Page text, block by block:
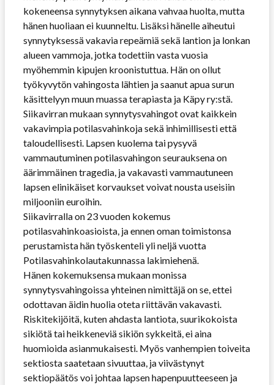
kokeneensa synnytyksen aikana vahvaa huolta, mutta
hänen huoliaan ei kuunneltu. Lisäksi hänelle aiheutui
synnytyksessä vakavia repeämiä sekä lantion ja lonkan
alueen vammoja, jotka todettiin vasta vuosia
myöhemmin kipujen kroonistuttua. Hän on ollut
työkyvytön vahingosta lähtien ja saanut apua surun
käsittelyyn muun muassa terapiasta ja Käpy ry:stä.
Siikavirran mukaan synnytysvahingot ovat kaikkein
vakavimpia potilasvahinkoja sekä inhimillisesti että
taloudellisesti. Lapsen kuolema tai pysyvä
vammautuminen potilasvahingon seurauksena on
äärimmäinen tragedia, ja vakavasti vammautuneen
lapsen elinikäiset korvaukset voivat nousta useisiin
miljooniin euroihin.
Siikavirralla on 23 vuoden kokemus
potilasvahinkoasioista, ja ennen oman toimistonsa
perustamista hän työskenteli yli neljä vuotta
Potilasvahinkolautakunnassa lakimiehenä.
Hänen kokemuksensa mukaan monissa
synnytysvahingoissa yhteinen nimittäjä on se, ettei
odottavan äidin huolia oteta riittävän vakavasti.
Riskitekijöitä, kuten ahdasta lantiota, suurikokoista
sikiötä tai heikkeneviä sikiön sykkeitä, ei aina
huomioida asianmukaisesti. Myös vanhempien toiveita
sektiosta saatetaan sivuuttaa, ja viivästynyt
sektiopäätös voi johtaa lapsen hapenpuutteeseen ja